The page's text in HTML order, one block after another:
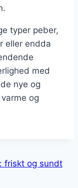
typer peber,
eller endda
med
nye og
og
friskt og sundt